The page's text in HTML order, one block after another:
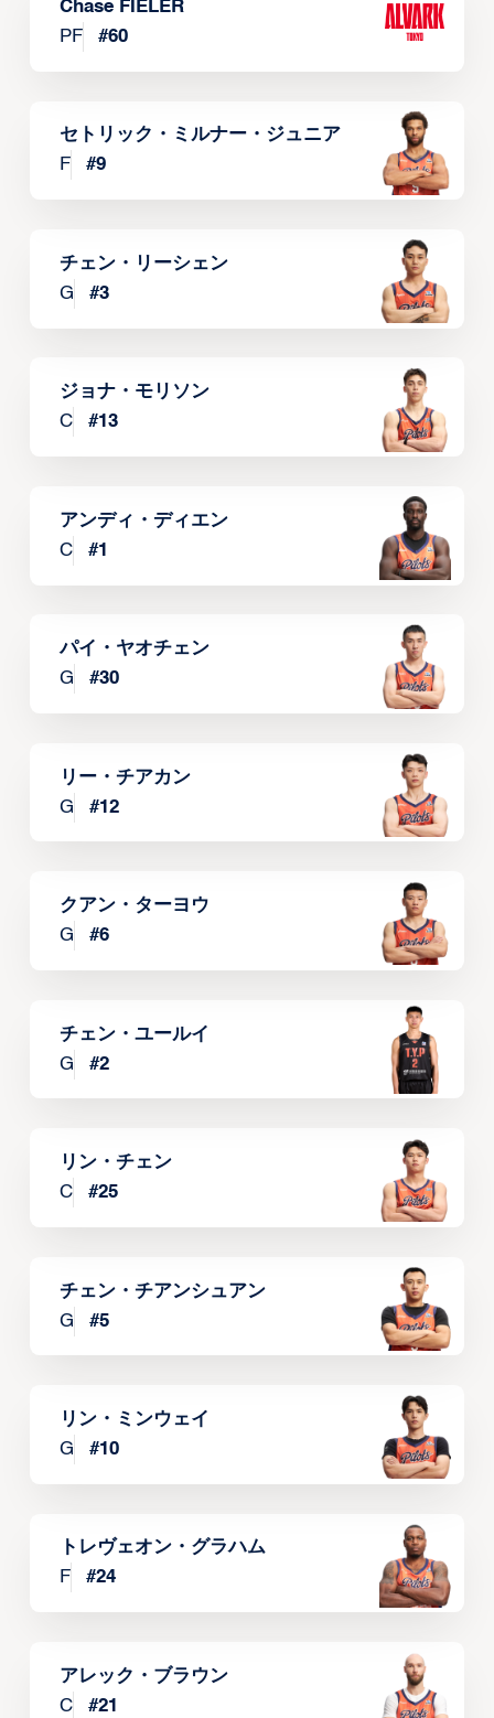
Chase FIELER
PF
#60
セトリック・ミルナー・ジュニア
F
#9
チェン・リーシェン
G
#3
ジョナ・モリソン
C
#13
アンディ・ディエン
C
#1
パイ・ヤオチェン
G
#30
リー・チアカン
G
#12
クアン・ターヨウ
G
#6
チェン・ユールイ
G
#2
リン・チェン
C
#25
チェン・チアンシュアン
G
#5
リン・ミンウェイ
G
#10
トレヴェオン・グラハム
F
#24
アレック・ブラウン
C
#21